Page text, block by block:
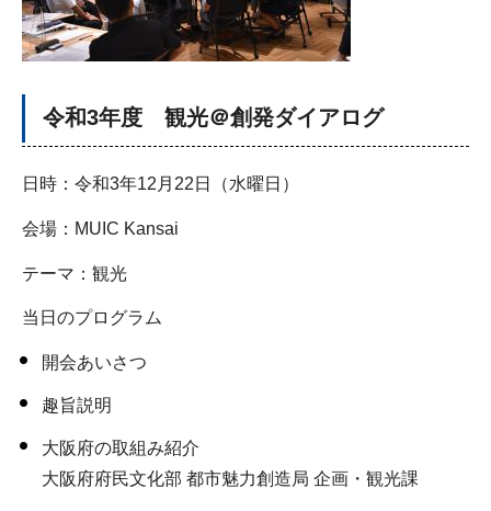
令和3年度 観光＠創発ダイアログ
日時：令和3年12月22日（水曜日）
会場：MUIC Kansai
テーマ：観光
当日のプログラム
開会あいさつ
趣旨説明
大阪府の取組み紹介
大阪府府民文化部 都市魅力創造局 企画・観光課